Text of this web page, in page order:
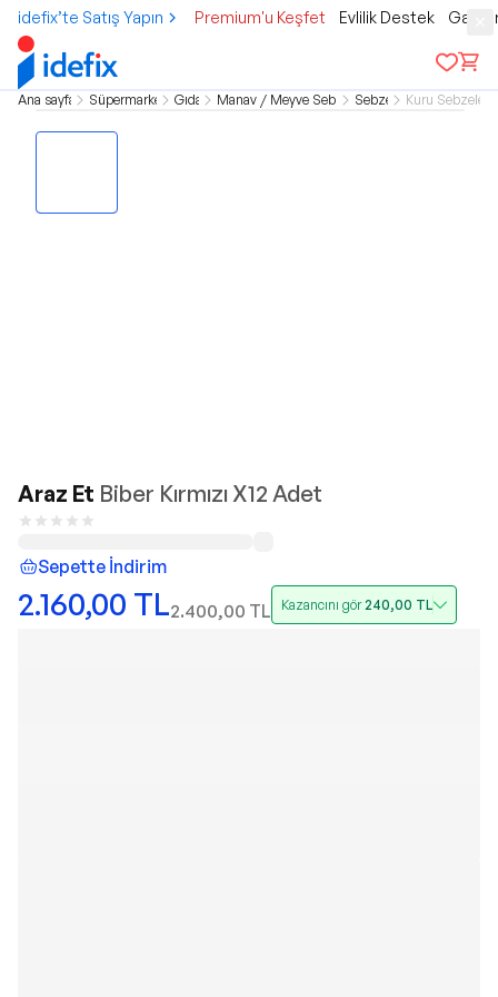
idefix’te Satış Yapın Premium'u Keşfet Evlilik Destek
Ana sayfa Süpermarket Gıda Manav / Meyve Sebze Sebze Kuru Sebzeler
Araz Et Biber Kırmızı X12 Adet
Sepette İndirim
2.160,00 TL2.400,00 TL Kazancını gör240,00 TL